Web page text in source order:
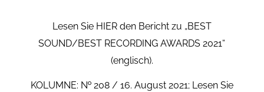
Lesen Sie HIERden Bericht zu „BEST
SOUND/BEST RECORDING AWARDS 2021“
(englisch).
KOLUMNE: № 208 / 16. August 2021; Lesen Sie